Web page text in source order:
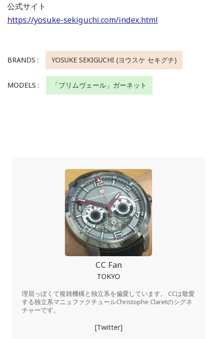
公式サイト
https://yosuke-sekiguchi.com/index.html
BRANDS : YOSUKE SEKIGUCHI (ヨウスケ セキグチ)
MODELS : 「プリムヴェール」ガーネット
CC Fan
TOKYO
理屈っぽくて複雑機構と独立系を偏愛しています。 CCは敬愛
する独立系マニュファクチュールChristophe Claretのシグネ
チャーです。
[Twitter]